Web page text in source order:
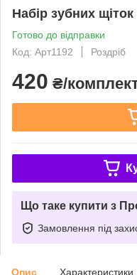
Набір зубних
Готово до відправки
Код: Арт1192
Роздріб
420 ₴/
Що таке купити з
Замовлення під
Опис Характеристики